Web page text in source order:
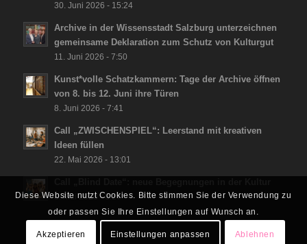
30. Juni 2026 - 15:24
Archive in der Wissensstadt Salzburg unterzeichnen
gemeinsame Deklaration zum Schutz von Kulturgut
11. Juni 2026 - 7:50
Kunst*volle Schatzkammern: Tage der Archive öffnen
von 8. bis 12. Juni ihre Türen
8. Juni 2026 - 7:41
Call „ZWISCHENSPIEL“: Leerstand mit kreativen
Ideen füllen
22. Mai 2026 - 13:01
8. Mai 2026 - 8:27
Diese Website nutzt Cookies. Bitte stimmen Sie der Verwendung zu
oder passen Sie Ihre Einstellungen auf Wunsch an.
Akzeptieren Einstellungen anpassen Ablehnen